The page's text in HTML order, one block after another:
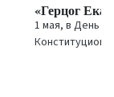
«Герцог
1 мая, в День